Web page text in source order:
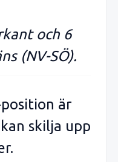
och 6
(NV-SÖ).
är
skilja upp